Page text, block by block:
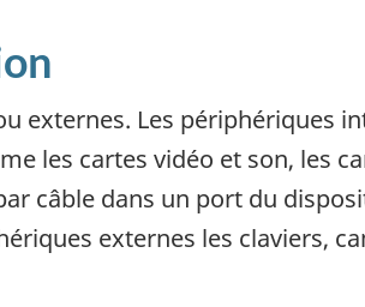
externes. Les périphériques
les cartes vidéo et son, les
câble dans un port du
externes les claviers,